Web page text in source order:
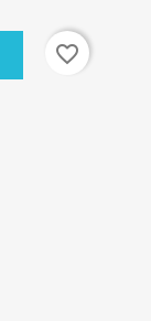
favorite_border